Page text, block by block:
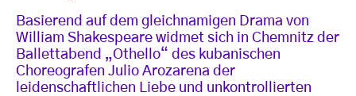
Basierend auf dem gleichnamigen Drama von
William Shakespeare widmet sich in Chemnitz der
Ballettabend „Othello“ des kubanischen
Choreografen Julio Arozarena der
leidenschaftlichen Liebe und unkontrollierten